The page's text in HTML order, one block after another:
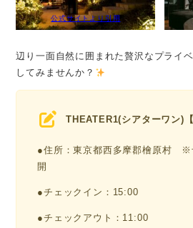
公式サイトより引用
辺り一面自然に囲まれた贅沢なプライ
してみませんか？
THEATER1(シアターワン)【
●住所：東京都西多摩郡檜原村 ※
開
●チェックイン：15:00
●チェックアウト：11:00